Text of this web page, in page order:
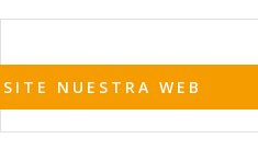
NUESTRA WEB